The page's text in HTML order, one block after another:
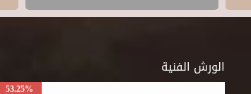
الورش الفنية
53.25%